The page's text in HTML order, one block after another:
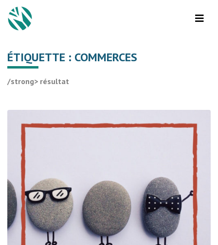
ÉTIQUETTE : COMMERCES
/strong> résultat